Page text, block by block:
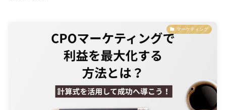
マーケティング